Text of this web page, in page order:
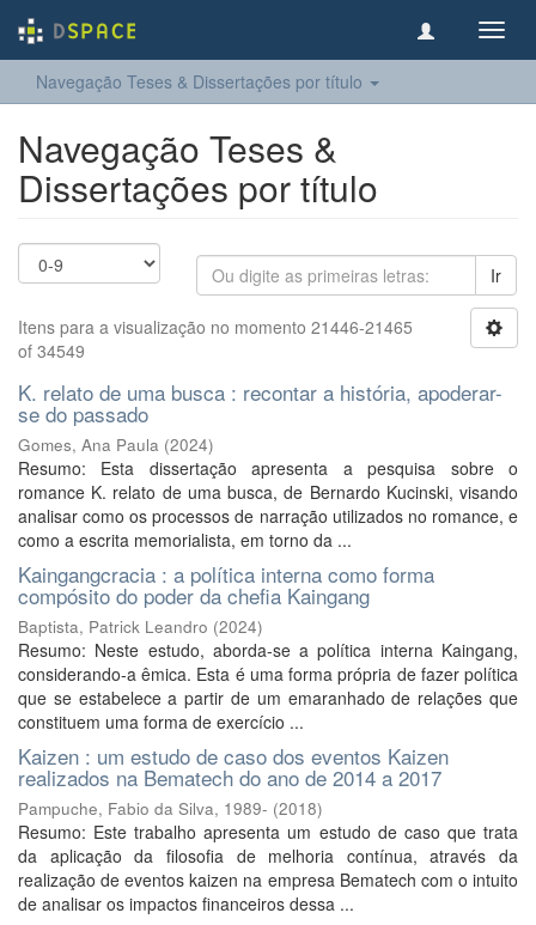
Navegação Teses & Dissertações por título
Navegação Teses &
Dissertações por título
Ir
Itens para a visualização no momento 21446-21465
of 34549
K. relato de uma busca : recontar a história, apoderar-
se do passado
Gomes, Ana Paula (2024)
Resumo: Esta dissertação apresenta a pesquisa sobre o
romance K. relato de uma busca, de Bernardo Kucinski, visando
analisar como os processos de narração utilizados no romance, e
como a escrita memorialista, em torno da ...
Kaingangcracia : a política interna como forma
compósito do poder da chefia Kaingang
Baptista, Patrick Leandro (2024)
Resumo: Neste estudo, aborda-se a política interna Kaingang,
considerando-a êmica. Esta é uma forma própria de fazer política
que se estabelece a partir de um emaranhado de relações que
constituem uma forma de exercício ...
Kaizen : um estudo de caso dos eventos Kaizen
realizados na Bematech do ano de 2014 a 2017
Pampuche, Fabio da Silva, 1989- (2018)
Resumo: Este trabalho apresenta um estudo de caso que trata
da aplicação da filosofia de melhoria contínua, através da
realização de eventos kaizen na empresa Bematech com o intuito
de analisar os impactos financeiros dessa ...